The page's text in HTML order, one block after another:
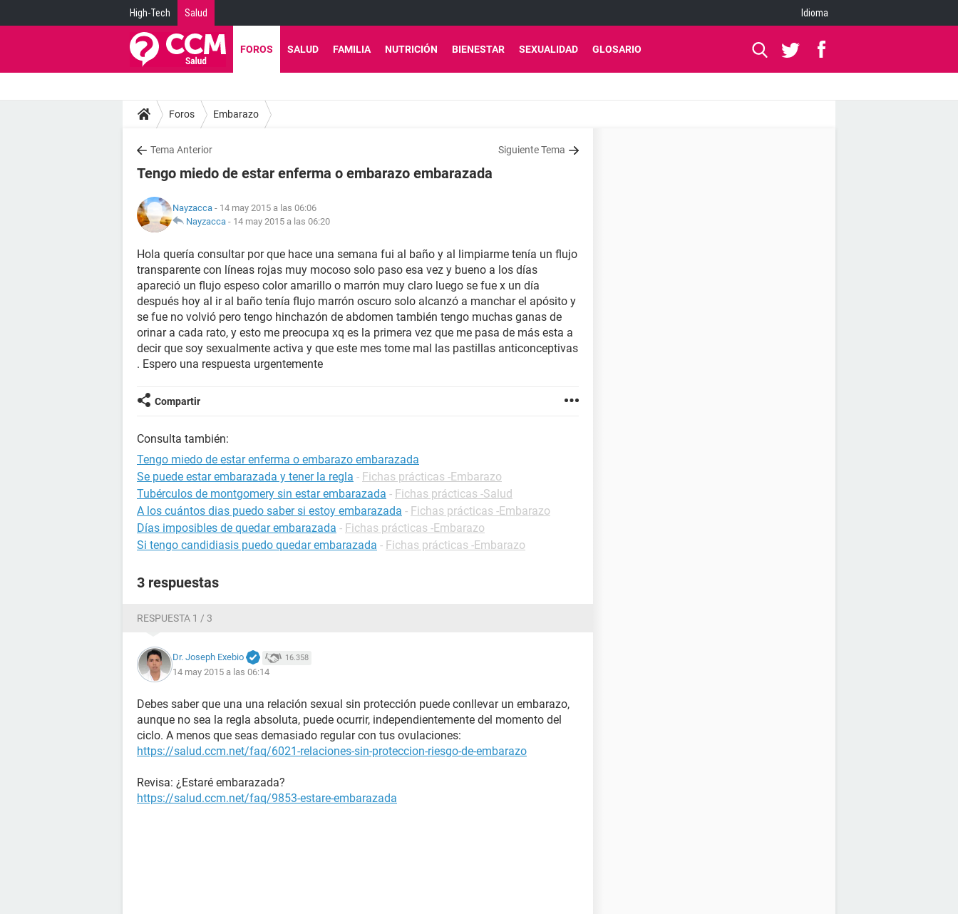
High-Tech Salud Idioma
FOROS SALUD FAMILIA NUTRICIÓN BIENESTAR SEXUALIDAD GLOSARIO
Foros Embarazo
Tema Anterior Siguiente Tema
Tengo miedo de estar enferma o embarazo embarazada
Nayzacca - 14 may 2015 a las 06:06
Nayzacca - 14 may 2015 a las 06:20
Hola quería consultar por que hace una semana fui al baño y al limpiarme tenía un flujo
transparente con líneas rojas muy mocoso solo paso esa vez y bueno a los días
apareció un flujo espeso color amarillo o marrón muy claro luego se fue x un día
después hoy al ir al baño tenía flujo marrón oscuro solo alcanzó a manchar el apósito y
se fue no volvió pero tengo hinchazón de abdomen también tengo muchas ganas de
orinar a cada rato, y esto me preocupa xq es la primera vez que me pasa de más esta a
decir que soy sexualmente activa y que este mes tome mal las pastillas anticonceptivas
. Espero una respuesta urgentemente
Compartir
Consulta también:
Tengo miedo de estar enferma o embarazo embarazada
Se puede estar embarazada y tener la regla - Fichas prácticas -Embarazo
Tubérculos de montgomery sin estar embarazada - Fichas prácticas -Salud
A los cuántos dias puedo saber si estoy embarazada - Fichas prácticas -Embarazo
Días imposibles de quedar embarazada - Fichas prácticas -Embarazo
Si tengo candidiasis puedo quedar embarazada - Fichas prácticas -Embarazo
3 respuestas
RESPUESTA 1 / 3
Dr. Joseph Exebio 16.358
14 may 2015 a las 06:14
Debes saber que una una relación sexual sin protección puede conllevar un embarazo,
aunque no sea la regla absoluta, puede ocurrir, independientemente del momento del
ciclo. A menos que seas demasiado regular con tus ovulaciones:
https://salud.ccm.net/faq/6021-relaciones-sin-proteccion-riesgo-de-embarazo
Revisa: ¿Estaré embarazada?
https://salud.ccm.net/faq/9853-estare-embarazada